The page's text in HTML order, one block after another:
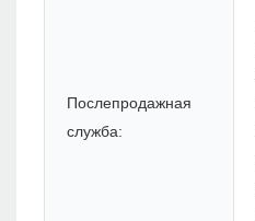
Послепродажная
служба: